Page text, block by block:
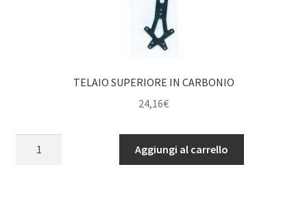
TELAIO SUPERIORE IN CARBONIO
24,16€
Aggiungi al carrello